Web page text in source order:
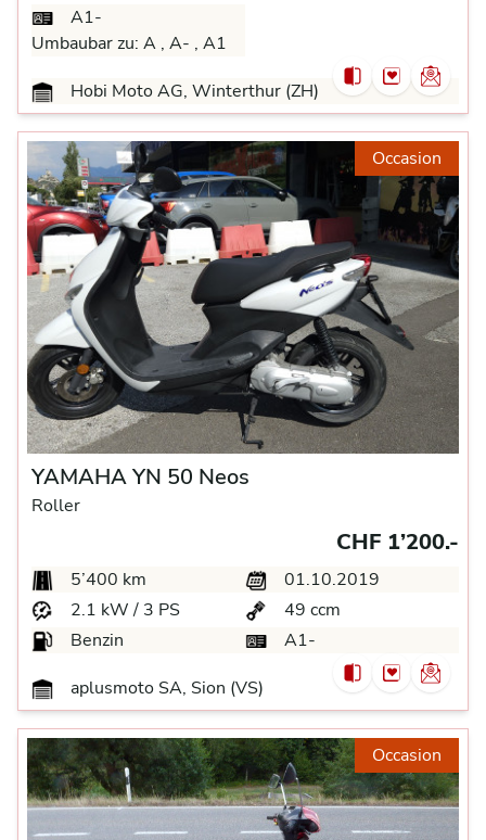
A1-
Umbaubar zu: A , A- , A1
Hobi Moto AG, Winterthur (ZH)
Occasion
YAMAHA YN 50 Neos
Roller
CHF 1’200.-
5’400 km
01.10.2019
2.1 kW / 3 PS
49 ccm
Benzin
A1-
aplusmoto SA, Sion (VS)
Occasion